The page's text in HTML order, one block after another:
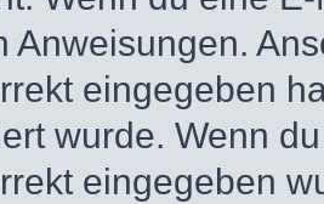
Anweisungen.
eingegeben
wurde. Wenn
eingegeben